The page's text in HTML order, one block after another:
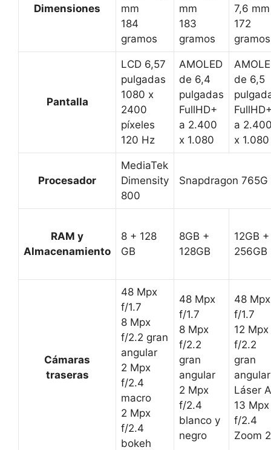
Dimensiones
mm
184
gramos
mm
183
gramos
7,6 mm
172
gramos
Pantalla
LCD 6,57
pulgadas
1080 x
2400
píxeles
120 Hz
AMOLED
de 6,4
pulgadas
FullHD+
a 2.400
x 1.080
de 6,5
a
x 1.080
Procesador
MediaTek
Dimensity
800
Snapdragon 765G
RAM y
Almacenamiento
8 + 128
GB
8GB +
128GB
12GB +
256GB
Cámaras
traseras
48 Mpx
f/1.7
8 Mpx
f/2.2 gran
angular
2 Mpx
f/2.4
macro
2 Mpx
f/2.4
bokeh
48 Mpx
f/1.7
8 Mpx
f/2.2
gran
angular
2 Mpx
f/2.4
blanco y
negro
48 Mpx
f/1.7
12 Mpx
f/2.2
gran
angular
Láser
13 Mpx
f/2.4
Zoom